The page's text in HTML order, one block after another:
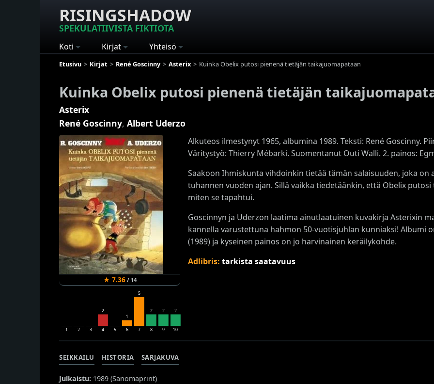
RISINGSHADOW
SPEKULATIIVISTA FIKTIOTA
Koti Kirjat Yhteisö
Etusivu Kirjat René Goscinny Asterix Kuinka Obelix putosi pienenä tietäjän taikajuomapataan
Kuinka Obelix putosi pienenä tietäjän
Asterix
René Goscinny, Albert Uderzo
★ 7.36/ 14
1 2 3
2
4 5
1
6
5
7
2
8
2
9
2
10
Alkuteos ilmestynyt 1965, albumina 1989. Teksti: René Goscinny.
Väritystyö: Thierry Mébarki. Suomentanut Outi Walli. 2. painos:
Saakoon Ihmiskunta vihdoinkin tietää tämän salaisuuden, joka
tuhannen vuoden ajan. Sillä vaikka tiedetäänkin, että Obelix
miten se tapahtui.
Goscinnyn ja Uderzon laatima ainutlaatuinen kuvakirja Asterixin
kannella varustettuna hahmon 50-vuotisjuhlan kunniaksi! Albumi
(1989) ja kyseinen painos on jo harvinainen keräilykohde.
Adlibris: tarkista saatavuus
SEIKKAILU HISTORIA SARJAKUVA
Julkaistu: 1989 (Sanomaprint)